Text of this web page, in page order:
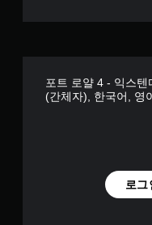
포트 로얄 4 - 익스
(간체자), 한국어, 영
로